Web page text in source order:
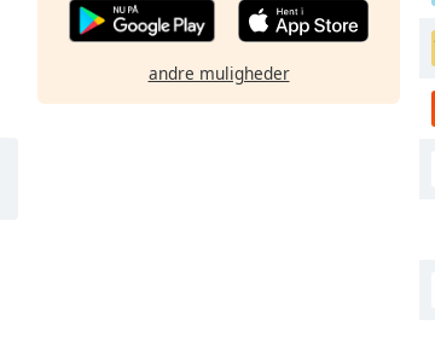
andre muligheder